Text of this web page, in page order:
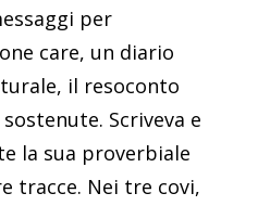
per
care, un diario
il resoconto
Scriveva e
la sua proverbiale
tracce. Nei tre covi,